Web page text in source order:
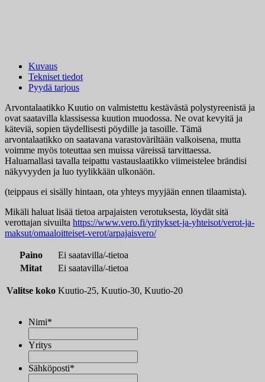
Kuvaus
Tekniset tiedot
Pyydä tarjous
Arvontalaatikko Kuutio on valmistettu kestävästä polystyreenistä ja
ovat saatavilla klassisessa kuution muodossa. Ne ovat kevyitä ja
käteviä, sopien täydellisesti pöydille ja tasoille. Tämä
arvontalaatikko on saatavana varastoväriltään valkoisena, mutta
voimme myös toteuttaa sen muissa väreissä tarvittaessa.
Haluamallasi tavalla teipattu vastauslaatikko viimeistelee brändisi
näkyvyyden ja luo tyylikkään ulkonäön.
(teippaus ei sisälly hintaan, ota yhteys myyjään ennen tilaamista).
Mikäli haluat lisää tietoa arpajaisten verotuksesta, löydät sitä
verottajan sivuilta https://www.vero.fi/yritykset-ja-yhteisot/verot-ja-
maksut/omaaloitteiset-verot/arpajaisvero/
Paino
Ei saatavilla/-tietoa
Mitat
Ei saatavilla/-tietoa
Valitse koko Kuutio-25, Kuutio-30, Kuutio-20
Nimi*
Yritys
Sähköposti*